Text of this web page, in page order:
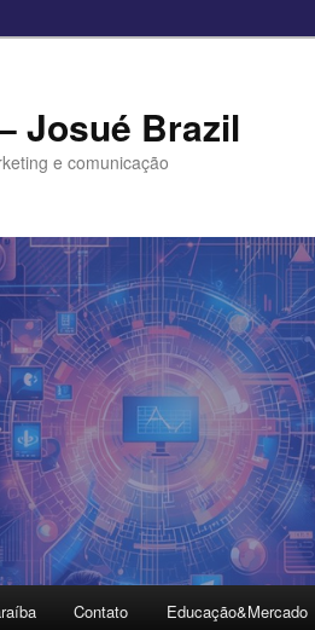
Josué Brazil
e comunicação
Contato Educação&Mercado